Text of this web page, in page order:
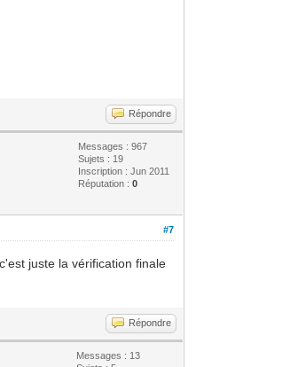
Répondre
Messages : 967
Sujets : 19
Inscription : Jun 2011
Réputation :0
#7
juste la vérification finale
Répondre
Messages : 13